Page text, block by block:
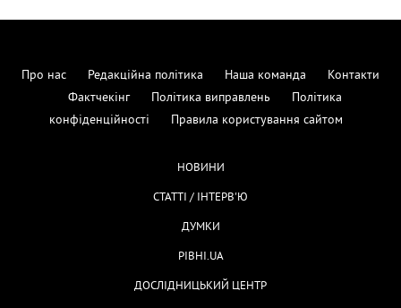
Про нас Редакційна політика Наша команда
Контакти
Фактчекінг
Політика виправлень
Політика
конфіденційності
Правила користування сайтом
НОВИНИ
СТАТТІ / ІНТЕРВ'Ю
ДУМКИ
РІВНІ.UA
ДОСЛІДНИЦЬКИЙ ЦЕНТР